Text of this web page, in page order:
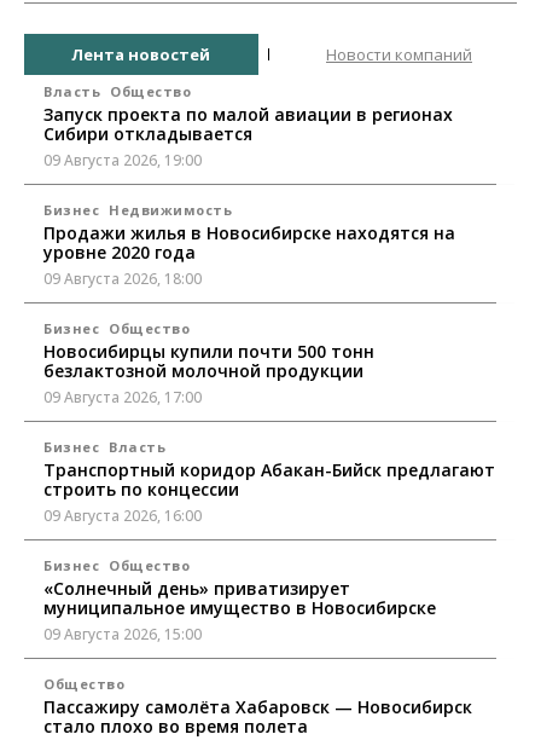
Лента новостей Новости компаний
Власть Общество
Запуск проекта по малой авиации в регионах
Сибири откладывается
09 Августа 2026, 19:00
Бизнес Недвижимость
Продажи жилья в Новосибирске находятся на
уровне 2020 года
09 Августа 2026, 18:00
Бизнес Общество
Новосибирцы купили почти 500 тонн
безлактозной молочной продукции
09 Августа 2026, 17:00
Бизнес Власть
Транспортный коридор Абакан-Бийск предлагают
строить по концессии
09 Августа 2026, 16:00
Бизнес Общество
«Солнечный день» приватизирует
муниципальное имущество в Новосибирске
09 Августа 2026, 15:00
Общество
Пассажиру самолёта Хабаровск — Новосибирск
стало плохо во время полета